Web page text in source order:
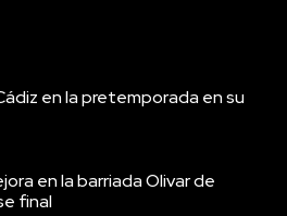
en la pretemporada en su
en la barriada Olivar de
final